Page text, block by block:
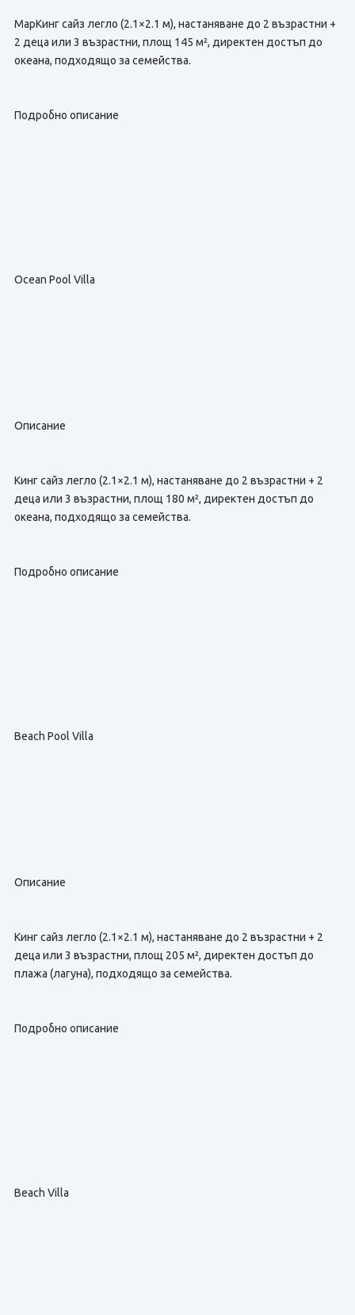
МарКинг сайз легло (2.1×2.1 м), настаняване до 2 възрастни +
2 деца или 3 възрастни, площ 145 м², директен достъп до
океана, подходящо за семейства.
Подробно описание
Ocean Pool Villa
Описание
Кинг сайз легло (2.1×2.1 м), настаняване до 2 възрастни + 2
деца или 3 възрастни, площ 180 м², директен достъп до
океана, подходящо за семейства.
Подробно описание
Beach Pool Villa
Описание
Кинг сайз легло (2.1×2.1 м), настаняване до 2 възрастни + 2
деца или 3 възрастни, площ 205 м², директен достъп до
плажа (лагуна), подходящо за семейства.
Подробно описание
Beach Villa